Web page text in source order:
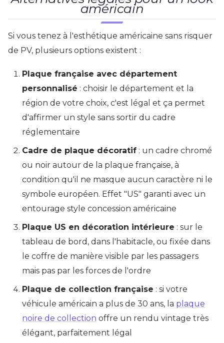
américain
Si vous tenez à l'esthétique américaine sans risquer
de PV, plusieurs options existent :
Plaque française avec département
personnalisé : choisir le département et la
région de votre choix, c'est légal et ça permet
d'affirmer un style sans sortir du cadre
réglementaire
Cadre de plaque décoratif : un cadre chromé
ou noir autour de la plaque française, à
condition qu'il ne masque aucun caractère ni le
symbole européen. Effet "US" garanti avec un
entourage style concession américaine
Plaque US en décoration intérieure : sur le
tableau de bord, dans l'habitacle, ou fixée dans
le coffre de manière visible par les passagers
mais pas par les forces de l'ordre
Plaque de collection française : si votre
véhicule américain a plus de 30 ans, la plaque
noire de collection offre un rendu vintage très
élégant, parfaitement légal